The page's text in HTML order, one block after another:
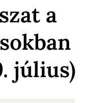
a
július)